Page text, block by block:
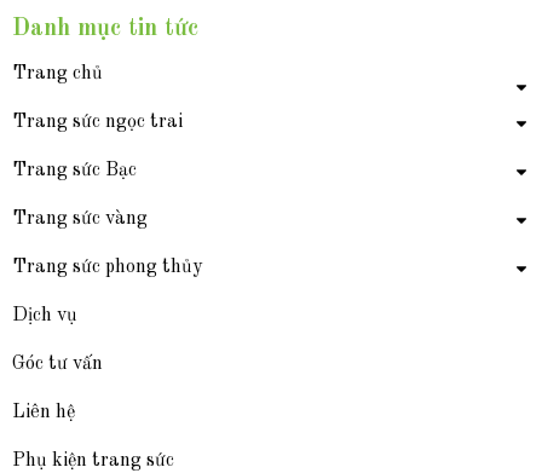
Danh mục tin tức
Trang chủ
Trang sức ngọc trai
Trang sức Bạc
Trang sức vàng
Trang sức phong thủy
Dịch vụ
Góc tư vấn
Liên hệ
Phụ kiện trang sức